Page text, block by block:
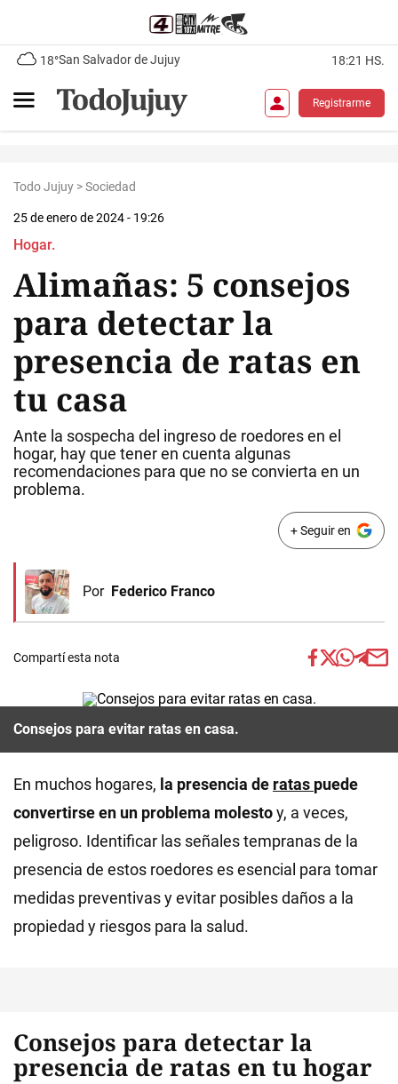
18°San Salvador de Jujuy 18:21 HS.
Registrarme
Todo Jujuy >Sociedad
25 de enero de 2024 - 19:26
Hogar.
Alimañas: 5 consejos
para detectar la
presencia de ratas en
tu casa
Ante la sospecha del ingreso de roedores en el
hogar, hay que tener en cuenta algunas
recomendaciones para que no se convierta en un
problema.
+ Seguir en
Por Federico Franco
Compartí esta nota
Consejos para evitar ratas en casa.
En muchos hogares, la presencia de ratas puede
convertirse en un problema molestoy, a veces,
peligroso. Identificar las señales tempranas de la
presencia de estos roedores es esencial para tomar
medidas preventivas y evitar posibles daños a la
propiedad y riesgos para la salud.
Consejos para detectar la
presencia de ratas en tu hogar